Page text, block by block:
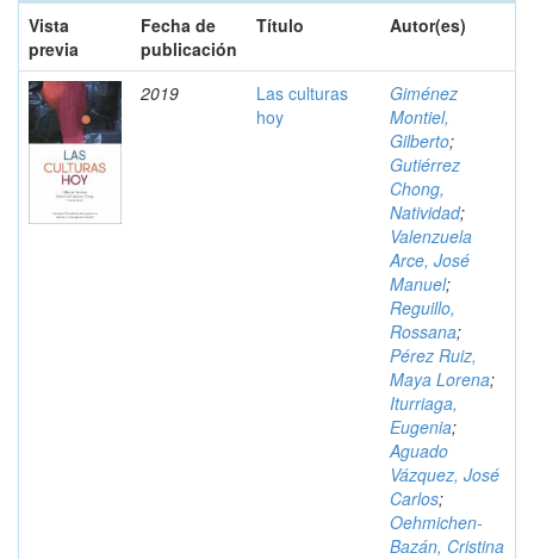
Vista
previa
Fecha de
publicación
Título Autor(es)
2019
Las culturas
hoy
Giménez
Montiel,
Gilberto;
Gutiérrez
Chong,
Natividad;
Valenzuela
Arce, José
Manuel;
Reguillo,
Rossana;
Pérez Ruiz,
Maya Lorena;
Iturriaga,
Eugenia;
Aguado
Vázquez, José
Carlos;
Oehmichen-
Bazán, Cristina